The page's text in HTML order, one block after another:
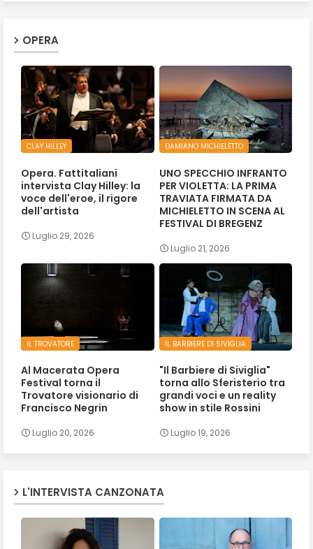
OPERA
CLAY HILLEY
Opera. Fattitaliani
intervista Clay Hilley: la
voce dell'eroe, il rigore
dell'artista
Luglio 29, 2026
DAMIANO MICHIELETTO
UNO SPECCHIO INFRANTO
PER VIOLETTA: LA PRIMA
TRAVIATA FIRMATA DA
MICHIELETTO IN SCENA AL
FESTIVAL DI BREGENZ
Luglio 21, 2026
IL TROVATORE
Al Macerata Opera
Festival torna il
Trovatore visionario di
Francisco Negrin
Luglio 20, 2026
IL BARBIERE DI SIVIGLIA
"Il Barbiere di Siviglia"
torna allo Sferisterio tra
grandi voci e un reality
show in stile Rossini
Luglio 19, 2026
L'INTERVISTA CANZONATA